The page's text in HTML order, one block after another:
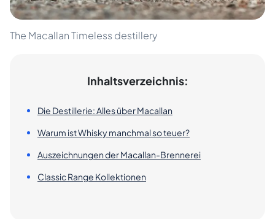
The Macallan Timeless destillery
Inhaltsverzeichnis:
Die Destillerie: Alles über Macallan
Warum ist Whisky manchmal so teuer?
Auszeichnungen der Macallan-Brennerei
Classic Range Kollektionen